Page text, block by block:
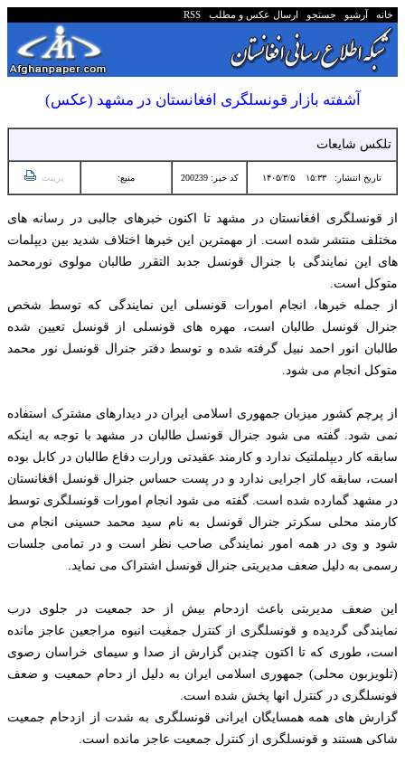
خانه آرشیو جستجو ارسال عکس و مطلب RSS
آشفته بازار قونسلگری افغانستان در مشهد (عکس)
تلکس شایعات
تاریخ انتشار: ۱۵:۳۳ ۱۴۰۵/۳/۵ کد خبر: 200239 منبع: پرینت
از قونسلگری افغانستان در مشهد تا اکنون خبرهای جالبی در رسانه های
مختلف منتشر شده است. از مهمترین این خبرها اختلاف شدید بین دیپلمات
های این نمایندگی با جنرال قونسل جدبد التقرر طالبان مولوی نورمحمد
متوکل است.
از جمله خبرها، انجام امورات قونسلی این نمایندگی که توسط شخص
جنرال قونسل طالبان است، مهره های قونسلی از قونسل تعیین شده
طالبان انور احمد نبیل گرفته شده و توسط دفتر جنرال قونسل نور محمد
متوکل انجام می شود.
از پرچم کشور میزبان جمهوری اسلامی ایران در دیدارهای مشترک استفاده
نمی شود. گفته می شود جنرال قونسل طالبان در مشهد با توجه به اینکه
سابقه کار دیپلملتیک ندارد و کارمند عقیدتی ورارت دفاع طالبان در کابل بوده
است، سابقه کار اجرایی ندارد و در پست حساس جنرال قونسل افغانستان
در مشهد گمارده شده است. گفته می شود انجام امورات قونسلگری توسط
کارمند محلی سکرتر جنرال قونسل به نام سید محمد حسینی انجام می
شود و وی در همه امور نمایندگی صاحب نظر است و در تمامی جلسات
رسمی به دلیل ضعف مدیریتی جنرال قونسل اشتراک می نماید.
این ضعف مدیربتی باعث ازدحام بیش از حد جمعیت در جلوی درب
نمایندگی گردیده و قونسلگری از کنترل جمغیت انبوه مراجعین عاجز مانده
است، طوری که تا اکتون چندبن گزارش از صدا و سیمای خراسان رصوی
(تلویزبون محلی) جمهوری اسلامی ایران به دلیل از دحام حمعیت و ضعف
فونسلگری در کنترل انها پخش شده است.
گزارش های همه همسایگان ایرانی قونسلگری به شدت از ازدحام جمعیت
شاکی هستند و قونسلگری از کنترل جمعیت عاجز مانده است.